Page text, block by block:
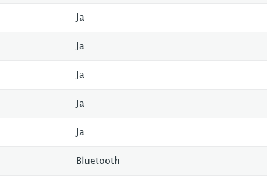
Ja
Ja
Ja
Ja
Ja
Bluetooth